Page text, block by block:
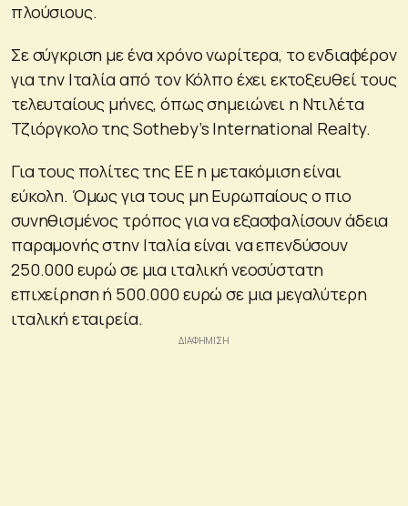
πλούσιους.
Σε σύγκριση με ένα χρόνο νωρίτερα, το ενδιαφέρον
για την Ιταλία από τον Κόλπο έχει εκτοξευθεί τους
τελευταίους μήνες, όπως σημειώνει η Ντιλέτα
Τζιόργκολο της Sotheby’s International Realty.
Για τους πολίτες της ΕΕ η μετακόμιση είναι
εύκολη. Όμως για τους μη Ευρωπαίους ο πιο
συνηθισμένος τρόπος για να εξασφαλίσουν άδεια
παραμονής στην Ιταλία είναι να επενδύσουν
250.000 ευρώ σε μια ιταλική νεοσύστατη
επιχείρηση ή 500.000 ευρώ σε μια μεγαλύτερη
ιταλική εταιρεία.